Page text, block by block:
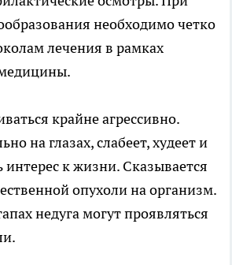
необходимо четко
лечения в рамках
крайне агрессивно.
на глазах, слабеет, худеет и
интерес к жизни. Сказывается
опухоли на организм.
недуга могут проявляться